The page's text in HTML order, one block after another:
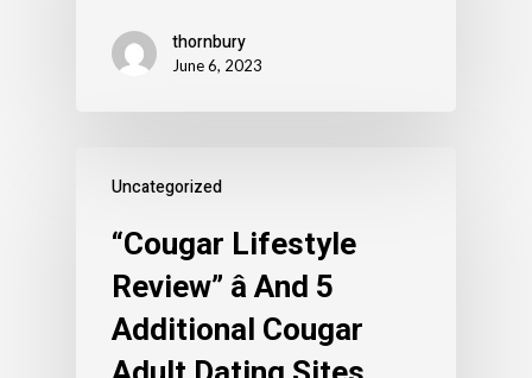
thornbury
June 6, 2023
Uncategorized
“Cougar Lifestyle
Review” â And 5
Additional Cougar